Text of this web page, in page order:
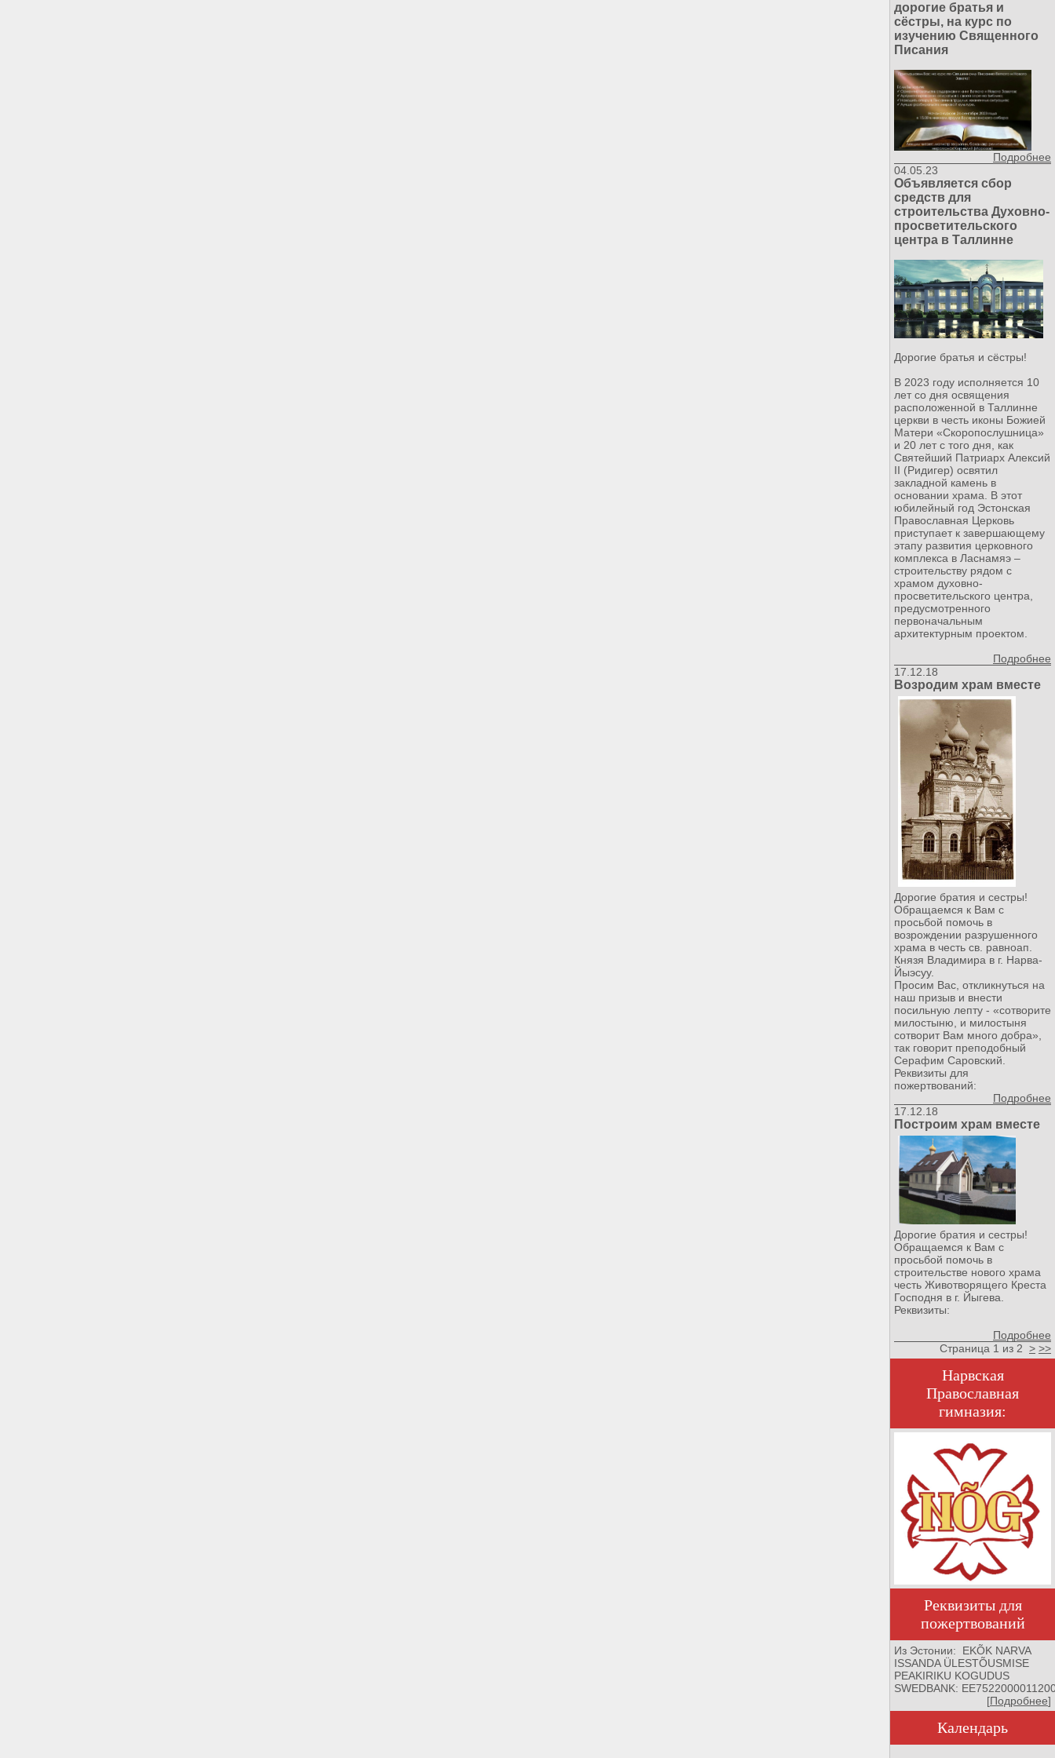
дорогие братья и
сёстры, на курс по
изучению Священного
Писания
Подробнее
04.05.23
Объявляется сбор
средств для
строительства Духовно-
просветительского
центра в Таллинне
Дорогие братья и сёстры!
В 2023 году исполняется 10
лет со дня освящения
расположенной в Таллинне
церкви в честь иконы Божией
Матери «Скоропослушница»
и 20 лет с того дня, как
Святейший Патриарх Алексий
II (Ридигер) освятил
закладной камень в
основании храма. В этот
юбилейный год Эстонская
Православная Церковь
приступает к завершающему
этапу развития церковного
комплекса в Ласнамяэ –
строительству рядом с
храмом духовно-
просветительского центра,
предусмотренного
первоначальным
архитектурным проектом.
Подробнее
17.12.18
Возродим храм вместе
Дорогие братия и сестры!
Обращаемся к Вам с
просьбой помочь в
возрождении разрушенного
храма в честь св. равноап.
Князя Владимира в г. Нарва-
Йыэсуу.
Просим Вас, откликнуться на
наш призыв и внести
посильную лепту - «сотворите
милостыню, и милостыня
сотворит Вам много добра»,
так говорит преподобный
Серафим Саровский.
Реквизиты для
пожертвований:
Подробнее
17.12.18
Построим храм вместе
Дорогие братия и сестры!
Обращаемся к Вам с
просьбой помочь в
строительстве нового храма
честь Животворящего Креста
Господня в г. Йыгева.
Реквизиты:
Подробнее
Страница 1 из 2 > >>
Нарвская
Православная
гимназия:
Реквизиты для
пожертвований
Из Эстонии: EKÕK NARVA
ISSANDA ÜLESTÕUSMISE
PEAKIRIKU KOGUDUS
SWEDBANK:
[Подробнее]
Календарь